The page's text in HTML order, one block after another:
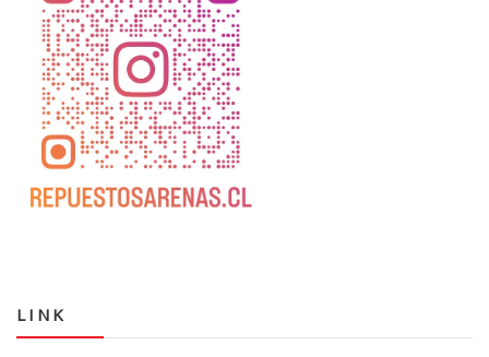
LINK